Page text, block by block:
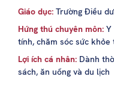
Giáo dục: Trường Điều
Hứng thú chuyên môn: Y
tính, chăm sóc sức khỏe
Lợi ích cá nhân: Dành
sách, ăn uống và du lịch